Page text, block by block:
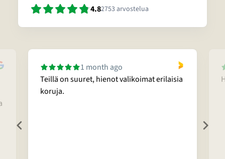
4.82753arvostelua
1 month ago
Teillä on suuret, hienot valikoimat erilaisia
koruja.